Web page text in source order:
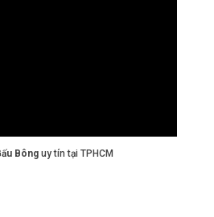
Bông uy tín tại TPHCM